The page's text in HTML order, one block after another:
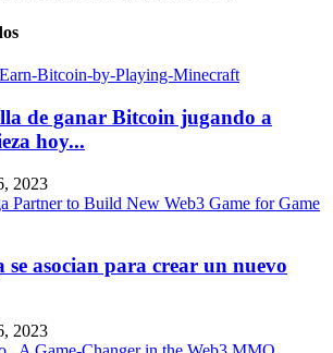
de ganar Bitcoin jugando a
hoy...
2023
se asocian para crear un nuevo
2023